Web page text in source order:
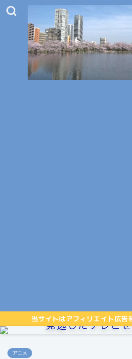
当サイトはアフィリエイト広告
見逃したテレビ
アニメ